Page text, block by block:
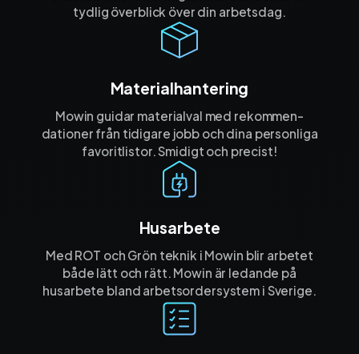
tydlig överblick över din arbetsdag.
Materialhantering
Mowin guidar materialval med rekommen­
dationer från tidigare jobb och dina personliga
favorit­listor. Smidigt och precist!
Husarbete
Med ROT och Grön teknik i Mowin blir arbetet
både lätt och rätt. Mowin är ledande på
husarbete bland arbetsordersystem i Sverige.